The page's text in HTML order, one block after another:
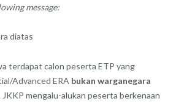
message:
diatas
terdapat calon peserta ETP yang
Advanced ERA bukan warganegara
JKKP mengalu-alukan peserta berkenaan